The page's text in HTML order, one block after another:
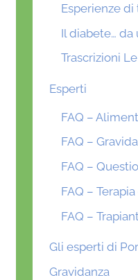
Esperienze
Il diabete… da
Trascrizioni
Esperti
FAQ –
FAQ –
FAQ –
FAQ –
FAQ –
Gli esperti di
Gravidanza